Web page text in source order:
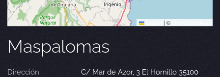
| ©
Maspalomas
Dirección:
C/ Mar de Azor, 3 El Hornillo 35100